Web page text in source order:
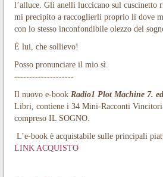
l’alluce. Gli anelli luccicano sul cuscinetto
mi precipito a raccoglierli proprio lì dove
con lo stesso inconfondibile olezzo del
È lui, che sollievo!
Posso pronunciare il mio sì.
--------------------
Il nuovo e-book Radio1 Plot Machine 7.
Libri, contiene i 34 Mini-Racconti Vincitori
compreso IL SOGNO.
L’e-book è acquistabile sulle principali
LINK ACQUISTO